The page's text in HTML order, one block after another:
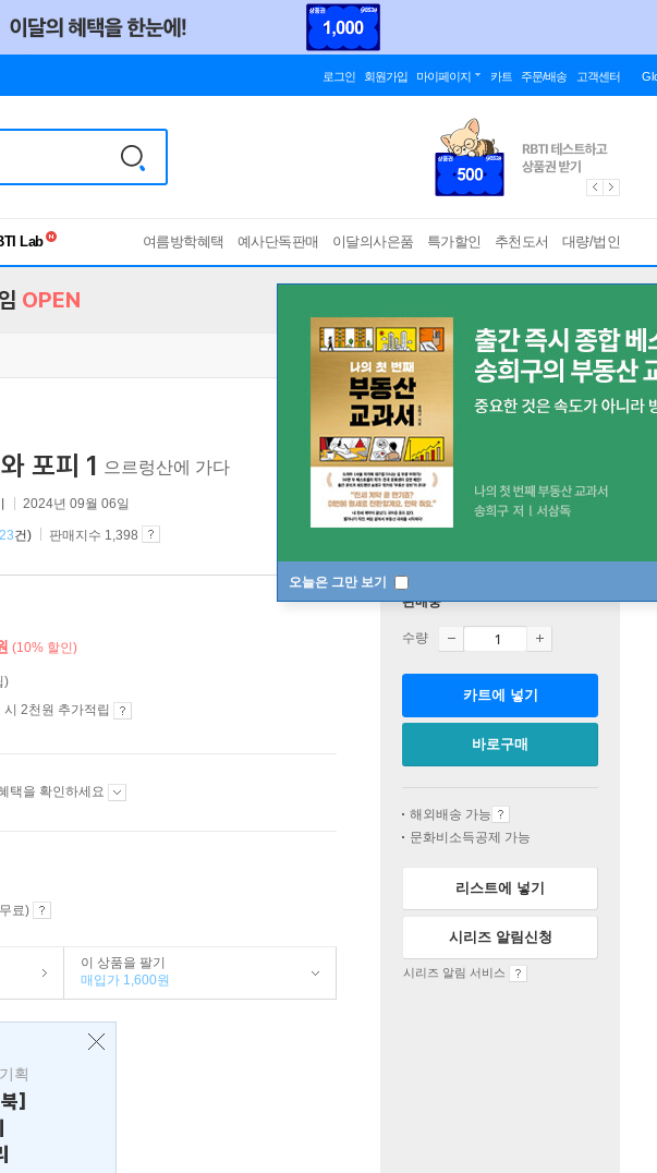
로그인 회원가입 마이페이지 카트 주문/배송 고객센터
Lab
유형검사
여름방학혜택 예사단독판매 이달의사은품 특가할인 추천도서 대량/법인
오늘은 그만 보기
OPEN
포피 1 으르렁산에 가다
2024년 09월 06일
23건) 판매지수 1,398
(10% 할인)
)
2천원 추가적립
택을 확인하세요
료)
이 상품을 팔기
매입가 1,600원
획
]
판매중
수량
카트에 넣기
바로구매
해외배송 가능
문화비소득공제 가능
리스트에 넣기
시리즈 알림신청
시리즈 알림 서비스